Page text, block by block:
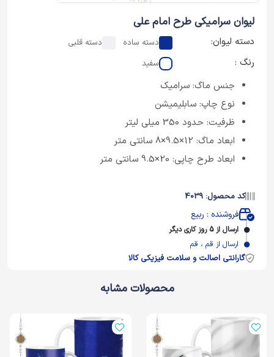
لیوان سرامیکی طرح امام علی
دسته لیوان: دسته ساده دسته قلبی
رنگ : سفید
جنس ماگ: سرامیک
نوع چاپ: سابلیمیشن
ظرفیت: حدود 350 میلی لیتر
ابعاد ماگ: 12×9.5×8 سانتی متر
ابعاد طرح چاپی: 20×9.5 سانتی متر
کد محصول: 4039
فروشنده : ربیع
ارسال از 5 روز کاری دیگر
ارسال از قم ، قم
گارانتی اصالت و سلامت فیزیکی کالا
محصولات مشابه